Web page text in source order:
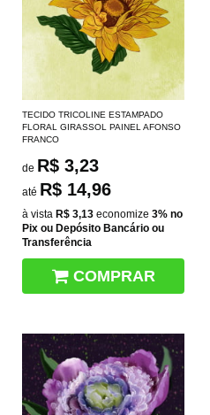
TECIDO TRICOLINE ESTAMPADO
FLORAL GIRASSOL PAINEL AFONSO
FRANCO
de R$ 3,23
até R$ 14,96
à vista R$ 3,13 economize 3% no
Pix ou Depósito Bancário ou
Transferência
COMPRAR